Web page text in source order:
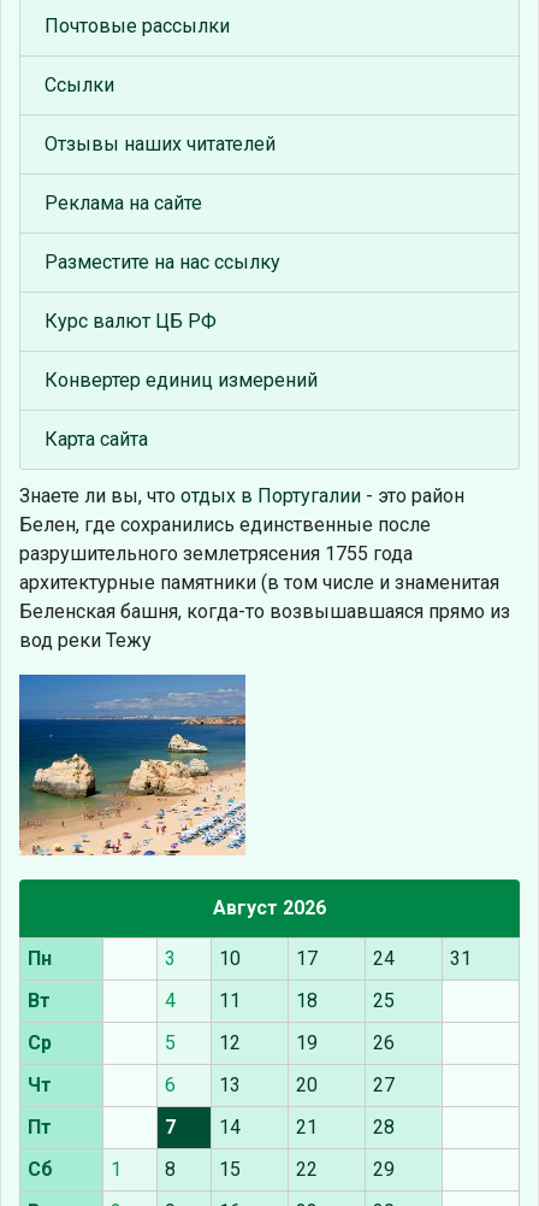
Почтовые рассылки
Ссылки
Отзывы наших читателей
Реклама на сайте
Разместите на нас ссылку
Курс валют ЦБ РФ
Конвертер единиц измерений
Карта сайта
Знаете ли вы, что отдых в Португалии - это район
Белен, где сохранились единственные после
разрушительного землетрясения 1755 года
архитектурные памятники (в том числе и знаменитая
Беленская башня, когда-то возвышавшаяся прямо из
вод реки Тежу
Август 2026
Пн 3 10 17 24
31
Вт
4 11 18
25
Ср
5 12 19
26
Чт
6 13 20
27
Пт
7 14 21
28
Сб
1 8 15 22
29